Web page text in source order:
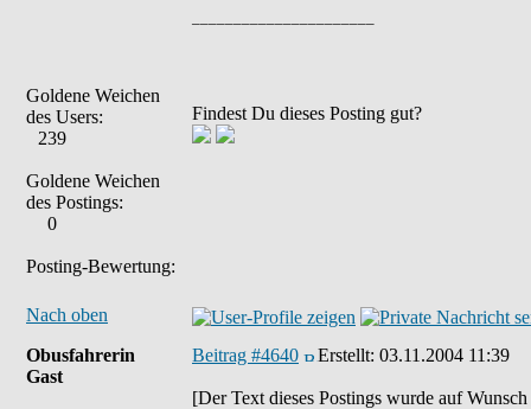
Goldene Weichen
des Users:
239
Goldene Weichen
des Postings:
0
Posting-Bewertung:
Findest Du dieses Posting gut?
Nach oben
Obusfahrerin
Gast
Beitrag #4640 Erstellt: 03.11.2004 11:39
[Der Text dieses Postings wurde auf